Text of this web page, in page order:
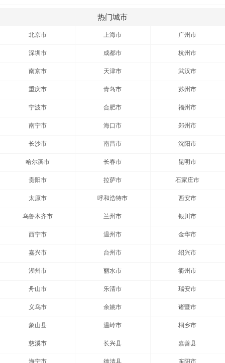
热门城市
北京市 上海市 广州市
深圳市 成都市 杭州市
南京市 天津市 武汉市
重庆市 青岛市 苏州市
宁波市 合肥市 福州市
南宁市 海口市 郑州市
长沙市 南昌市 沈阳市
哈尔滨市 长春市 昆明市
贵阳市 拉萨市 石家庄市
太原市 呼和浩特市 西安市
乌鲁木齐市 兰州市 银川市
西宁市 温州市 金华市
嘉兴市 台州市 绍兴市
湖州市 丽水市 衢州市
舟山市 乐清市 瑞安市
义乌市 余姚市 诸暨市
象山县 温岭市 桐乡市
慈溪市 长兴县 嘉善县